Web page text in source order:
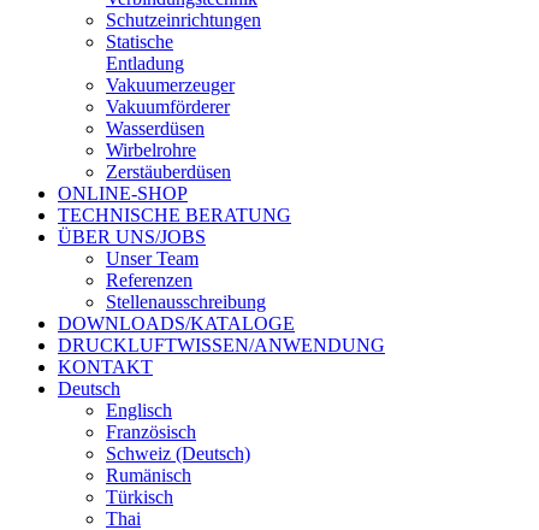
Schutzeinrichtungen
Statische
Entladung
Vakuumerzeuger
Vakuumförderer
Wasserdüsen
Wirbelrohre
Zerstäuberdüsen
ONLINE-SHOP
TECHNISCHE BERATUNG
ÜBER UNS/JOBS
Unser Team
Referenzen
Stellenausschreibung
DOWNLOADS/KATALOGE
DRUCKLUFTWISSEN/ANWENDUNG
KONTAKT
Deutsch
Englisch
Französisch
Schweiz (Deutsch)
Rumänisch
Türkisch
Thai